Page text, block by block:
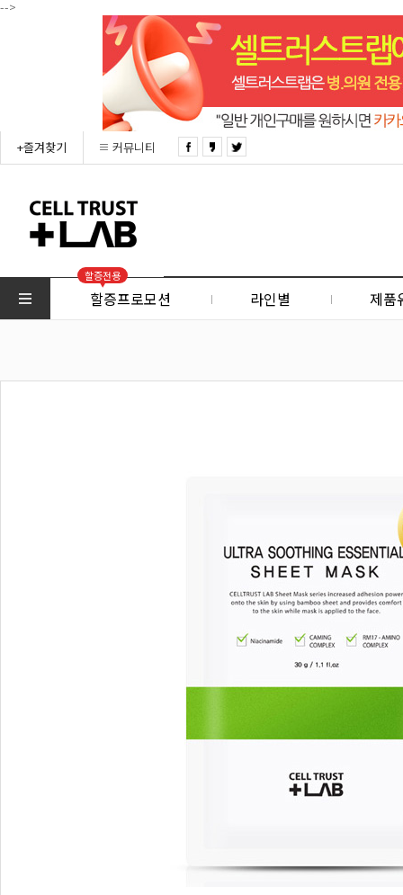
-->
+즐겨찾기 커뮤니티
할증전용
할증프로모션 라인별 제품